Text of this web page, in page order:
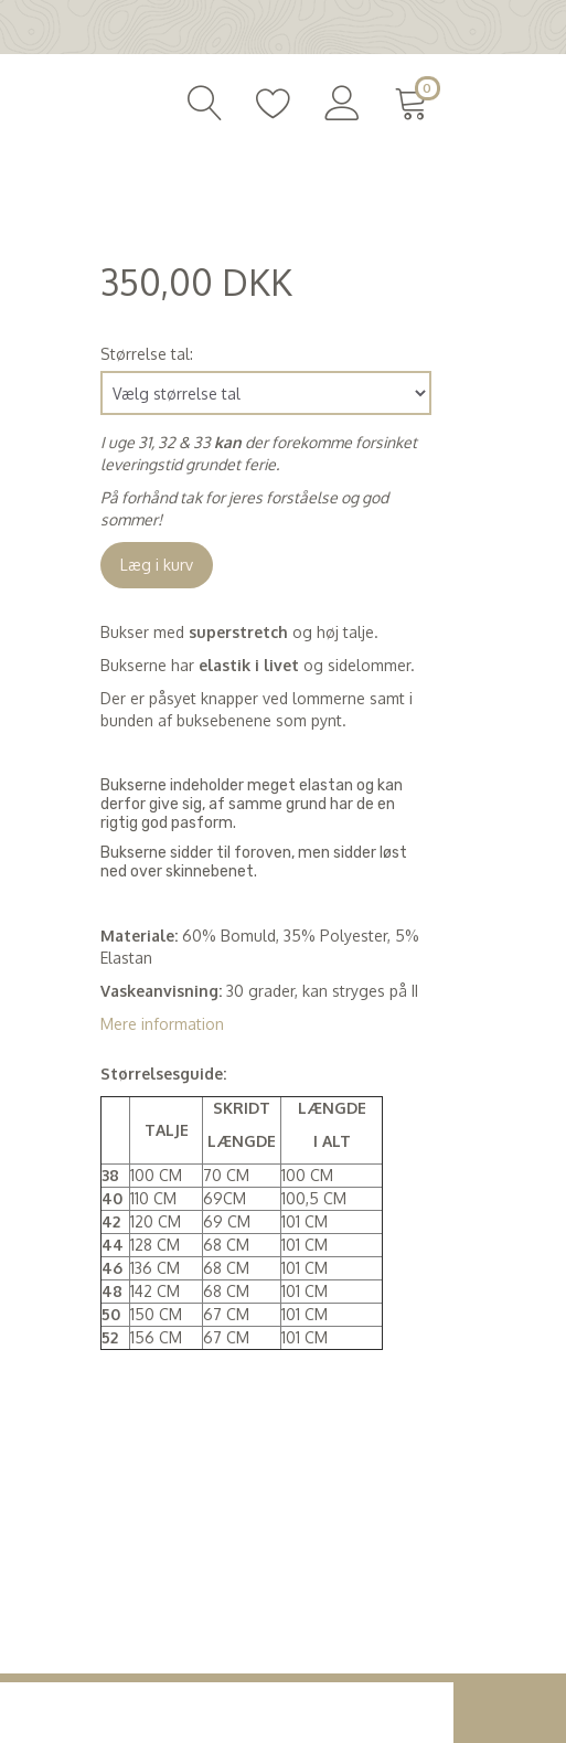
0
350,00 DKK
Størrelse tal:
I uge 31, 32 & 33kan der forekomme forsinket
leveringstid grundet ferie.
På forhånd tak for jeres forståelse og god
sommer!
Læg i kurv
Bukser med superstretch og høj talje.
Bukserne har elastik i livet og sidelommer.
Der er påsyet knapper ved lommerne samt i
bunden af buksebenene som pynt.
Bukserne indeholder meget elastan og kan
derfor give sig, af samme grund har de en
rigtig god pasform.
Bukserne sidder til foroven, men sidder løst
ned over skinnebenet.
Materiale:60% Bomuld, 35% Polyester, 5%
Elastan
Vaskeanvisning:30 grader, kan stryges på II
Mere information
Størrelsesguide:
TALJE
SKRIDT
LÆNGDE
LÆNGDE
I ALT
38
100 CM 70 CM
100 CM
40 110 CM 69CM
100,5 CM
42 120 CM 69 CM
101 CM
44 128 CM 68 CM
101 CM
46 136 CM 68 CM
101 CM
48 142 CM 68 CM
101 CM
50 150 CM 67 CM
101 CM
52
156 CM 67 CM 101 CM